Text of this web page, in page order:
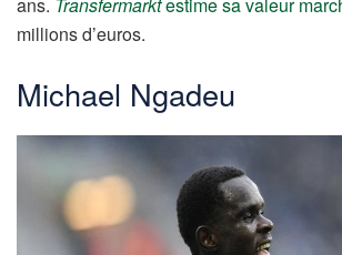
ans. Transfermarktestime sa valeur
millions d’euros.
Michael Ngadeu